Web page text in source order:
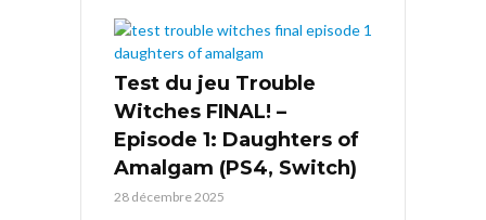
Test du jeu Trouble
Witches FINAL! –
Episode 1: Daughters of
Amalgam (PS4, Switch)
28 décembre 2025